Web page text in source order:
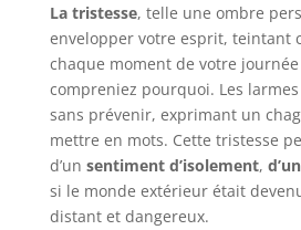
La tristesse, telle une ombre
envelopper votre esprit, teintant
chaque moment de votre
compreniez pourquoi. Les
sans prévenir, exprimant un
mettre en mots. Cette tristesse
d’un sentiment d’isolement,
si le monde extérieur était
distant et dangereux.